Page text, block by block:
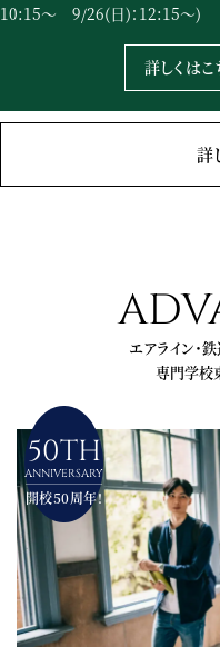
10:15～ 9/26(日)：12:15～)
詳しくはこ
詳
エアライン・
専門学校
50TH
ANNIVERSARY
開校50周年!